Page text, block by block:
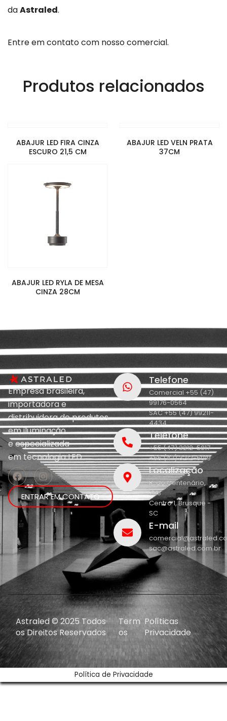
daAstraled.
Entre em contato com nosso comercial.
Produtos relacionados
ABAJUR LED FIRA CINZA
ESCURO 21,5 CM
ABAJUR LED VELN PRATA
37CM
ABAJUR LED RYLA DE MESA
CINZA 28CM
Empresa brasileira,
importadora e
distribuidora de produtos
em iluminação
eespecializada
emtecnologia LED.
ENTRAR EM CONTATO
Telefone
Comercial +55 (47)
99176-0564
SAC +55 (47) 99211-
4434
Telefone
+55 (47) 3212-5017
+55 (47) 3212-5019
Localização
R. do Centenário,
208
Centro 1, Brusque -
SC
E-mail
sac@astraled.com.br
Astraled © 2025 Todos
os Direitos Reservados
Term
os
Políticas
Privacidade
Política de Privacidade